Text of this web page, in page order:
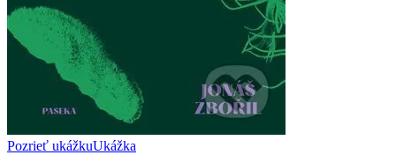
Pozrieť ukážkuUkážka